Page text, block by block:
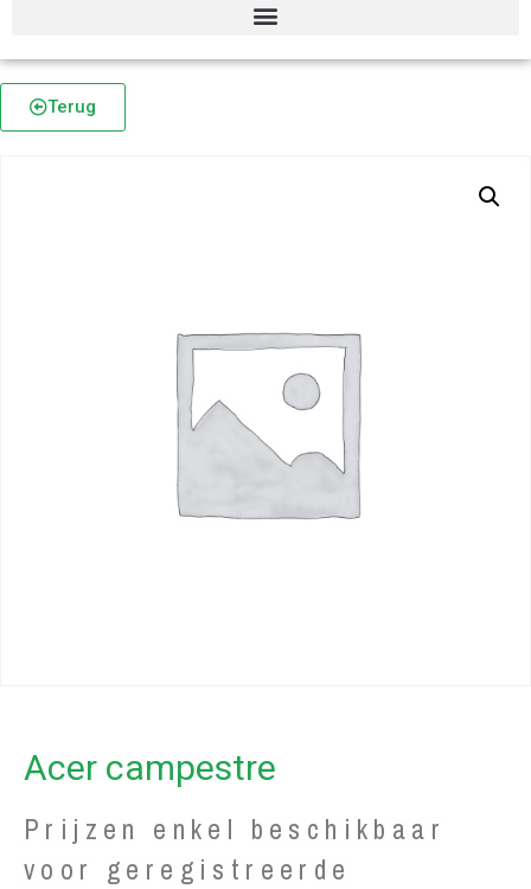
Terug
Acer campestre
Prijzen enkel beschikbaar
voor geregistreerde